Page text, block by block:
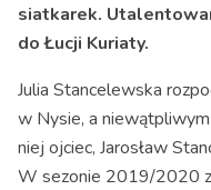
siatkarek.
do Łucji Kuriaty.
Julia Stancelewska
w Nysie, a
niej ojciec, Jarosław
W sezonie 2019/2020